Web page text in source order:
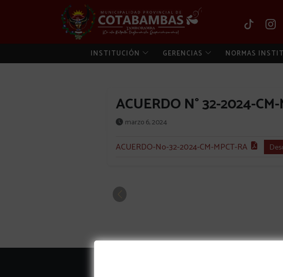
INSTITUCIÓN GERENCIAS NORMAS
ACUERDO N° 32-2024-
marzo 6, 2024
ACUERDO-No-32-2024-CM-MPCT-RA